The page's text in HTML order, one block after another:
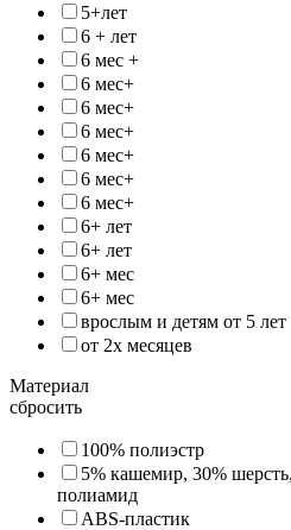
5+лет
6 + лет
6 мес +
6 мес+
6 мес+
6 мес+
6 мес+
6 мес+
6 мес+
6+ лет
6+ лет
6+ мес
6+ мес
врослым и детям от 5 лет
от 2х месяцев
Материал
сбросить
100% полиэстр
5% кашемир, 30%
полиамид
ABS-пластик